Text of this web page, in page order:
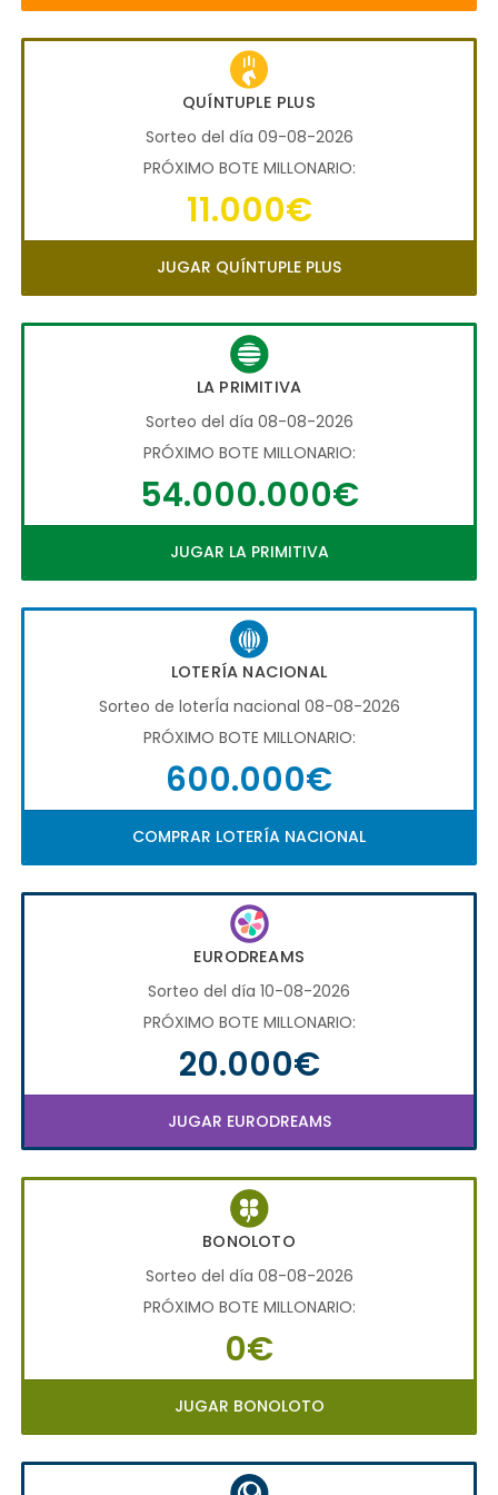
QUÍNTUPLE PLUS
Sorteo del día 09-08-2026
PRÓXIMO BOTE MILLONARIO:
11.000€
JUGAR QUÍNTUPLE PLUS
LA PRIMITIVA
Sorteo del día 08-08-2026
PRÓXIMO BOTE MILLONARIO:
54.000.000€
JUGAR LA PRIMITIVA
LOTERÍA NACIONAL
Sorteo de loterÍa nacional 08-08-2026
PRÓXIMO BOTE MILLONARIO:
600.000€
COMPRAR LOTERÍA NACIONAL
EURODREAMS
Sorteo del día 10-08-2026
PRÓXIMO BOTE MILLONARIO:
20.000€
JUGAR EURODREAMS
BONOLOTO
Sorteo del día 08-08-2026
PRÓXIMO BOTE MILLONARIO:
0€
JUGAR BONOLOTO